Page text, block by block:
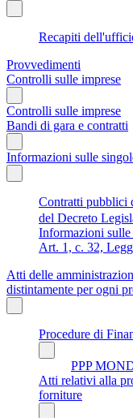
Recapiti
Provvedimenti
Controlli sulle imprese
Controlli sulle imprese
Bandi di gara e contratti
Informazioni sulle
Contratti pubblici
del Decreto
Informazioni sulle
Art. 1, c. 32,
Atti delle
distintamente per ogni
Procedure di
PPP
Atti relativi alla
forniture